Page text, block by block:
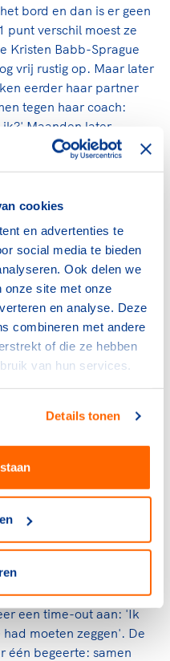
cookies
en advertenties te
social media te bieden
Ook delen we
onze site met onze
en analyse. Deze
combineren met andere
of die ze hebben
van hun services.
Details tonen
bord en dan is er geen
punt verschil moest ze
Kristen Babb-Sprague
vrij rustig op. Maar later
eerder haar partner
tegen haar coach:
Maanden later
gouden medaille.
iemand voor hem had
(meerkamp,
als lid van de GOS-
keek
ging naar een
Shan. Alle vijftig
spannende slotfase
de 225 duiven die ze
van het olympisch
en hoogstandjes
weer uitverkochte
30 tot 40 punten
weg van een show.
een time-out aan: 'Ik
moeten zeggen'. De
één begeerte: samen